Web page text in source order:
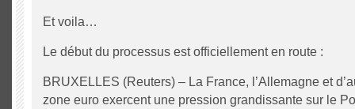
Et voila…
Le début du processus est officiellement en route :
BRUXELLES (Reuters) – La France, l’Allemagne et
zone euro exercent une pression grandissante sur le